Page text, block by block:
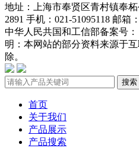
地址：上海市奉贤区青村镇奉柘
2891 手机：021-51095118 邮箱
中华人民共国和工信部备案号：
明：本网站的部分资料来源于
除。
搜索
首页
关于我们
产品展示
产品搜索